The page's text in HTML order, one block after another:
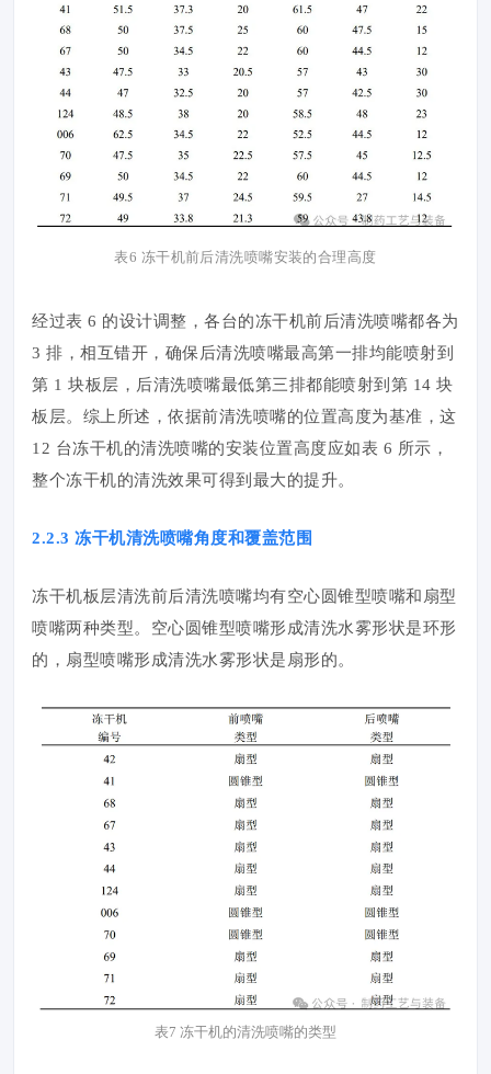
表6 冻干机前后清洗喷嘴安装的合理高度
经过表 6 的设计调整，各台的冻干机前后清洗喷嘴都各为
3 排，相互错开，确保后清洗喷嘴最高第一排均能喷射到
第 1 块板层，后清洗喷嘴最低第三排都能喷射到第 14 块
板层。综上所述，依据前清洗喷嘴的位置高度为基准，这
12 台冻干机的清洗喷嘴的安装位置高度应如表 6 所示，
整个冻干机的清洗效果可得到最大的提升。
2.2.3 冻干机清洗喷嘴角度和覆盖范围
冻干机板层清洗前后清洗喷嘴均有空心圆锥型喷嘴和扇型
喷嘴两种类型。空心圆锥型喷嘴形成清洗水雾形状是环形
的，扇型喷嘴形成清洗水雾形状是扇形的。
表7 冻干机的清洗喷嘴的类型